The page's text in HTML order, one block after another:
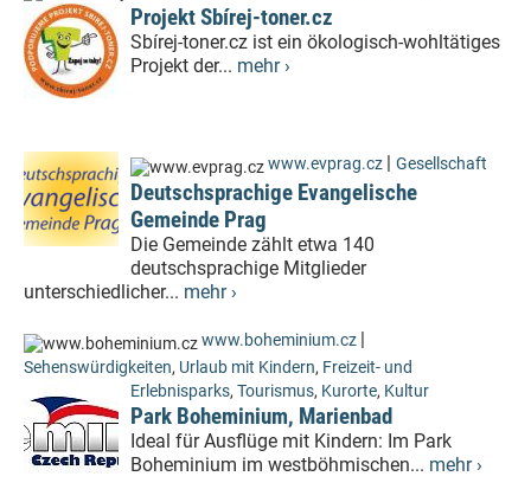
Projekt Sbírej-toner.cz
Sbírej-toner.cz ist ein ökologisch-wohltätiges
Projekt der... mehr ›
www.evprag.cz | Gesellschaft
Deutschsprachige Evangelische
Gemeinde Prag
Die Gemeinde zählt etwa 140
deutschsprachige Mitglieder
unterschiedlicher... mehr ›
www.boheminium.cz |
Sehenswürdigkeiten, Urlaub mit Kindern, Freizeit- und
Erlebnisparks, Tourismus, Kurorte, Kultur
Park Boheminium, Marienbad
Ideal für Ausflüge mit Kindern: Im Park
Boheminium im westböhmischen... mehr ›